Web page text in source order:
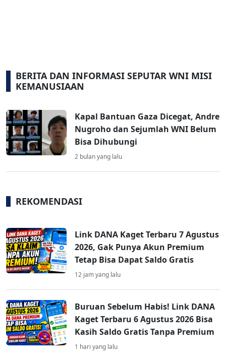
BERITA DAN INFORMASI SEPUTAR WNI MISI
KEMANUSIAAN
Kapal Bantuan Gaza Dicegat, Andre
Nugroho dan Sejumlah WNI Belum
Bisa Dihubungi
2 bulan yang lalu
REKOMENDASI
Link DANA Kaget Terbaru 7 Agustus
2026, Gak Punya Akun Premium
Tetap Bisa Dapat Saldo Gratis
12 jam yang lalu
Buruan Sebelum Habis! Link DANA
Kaget Terbaru 6 Agustus 2026 Bisa
Kasih Saldo Gratis Tanpa Premium
1 hari yang lalu